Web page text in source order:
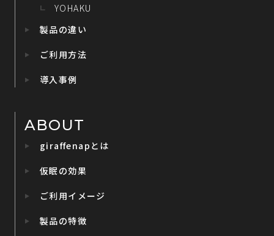
YOHAKU
製品の違い
ご利用方法
導入事例
ABOUT
giraffenapとは
仮眠の効果
ご利用イメージ
製品の特徴